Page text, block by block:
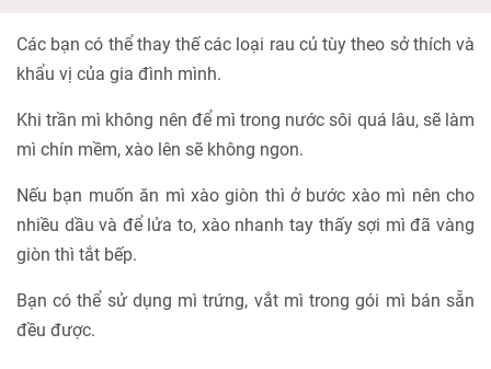
Các bạn có thể thay thế các loại rau củ tùy theo sở thích và
khẩu vị của gia đình mình.
Khi trần mì không nên để mì trong nước sôi quá lâu, sẽ làm
mì chín mềm, xào lên sẽ không ngon.
Nếu bạn muốn ăn mì xào giòn thì ở bước xào mì nên cho
nhiều dầu và để lửa to, xào nhanh tay thấy sợi mì đã vàng
giòn thì tắt bếp.
Bạn có thể sử dụng mì trứng, vắt mì trong gói mì bán sẵn
đều được.